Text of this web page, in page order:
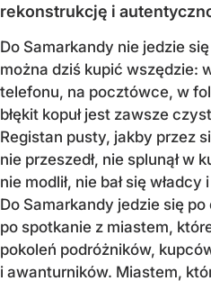
rekonstrukcję i
Do Samarkandy nie jedzie
można dziś kupić wszędzie:
telefonu, na pocztówce, w
błękit kopuł jest zawsze
Registan pusty, jakby przez
nie przeszedł, nie splunął w
nie modlił, nie bał się
Do Samarkandy jedzie się
po spotkanie z miastem,
pokoleń podróżników,
i awanturników. Miastem,